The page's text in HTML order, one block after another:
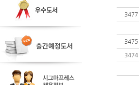
3477
3475
3474